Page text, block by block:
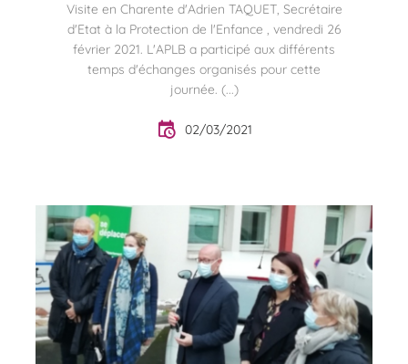
Visite en Charente d'Adrien TAQUET, Secrétaire
d'Etat à la Protection de l'Enfance , vendredi 26
février 2021. L'APLB a participé aux différents
temps d'échanges organisés pour cette
journée. (...)
02/03/2021